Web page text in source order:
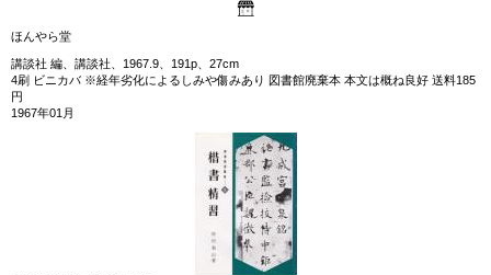
ほんやら堂
講談社 編、講談社、1967.9、191p、27cm
4刷 ビニカバ ※経年劣化によるしみや傷みあり 図書館廃棄本 本文は概ね良好 送料185
円
1967年01月